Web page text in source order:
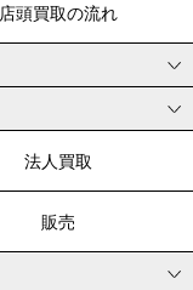
店頭買取の流れ
法人買取
販売